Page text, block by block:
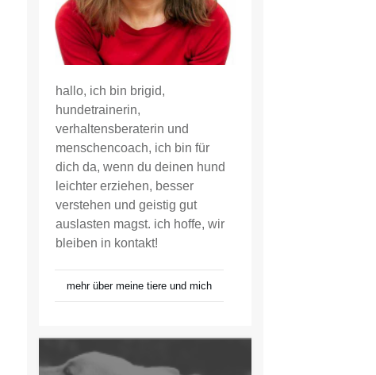
hallo, ich bin brigid,
hundetrainerin,
verhaltensberaterin und
menschencoach, ich bin für
dich da, wenn du deinen hund
leichter erziehen, besser
verstehen und geistig gut
auslasten magst. ich hoffe, wir
bleiben in kontakt!
mehr über meine tiere und mich